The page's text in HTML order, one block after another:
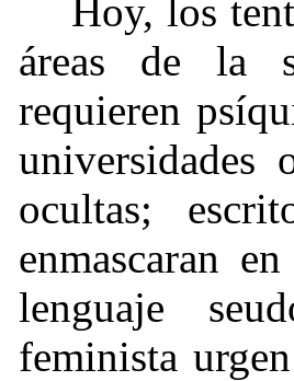
Hoy, los
áreas de la
requieren
universidades
ocultas;
enmascaran
lenguaje
feminista